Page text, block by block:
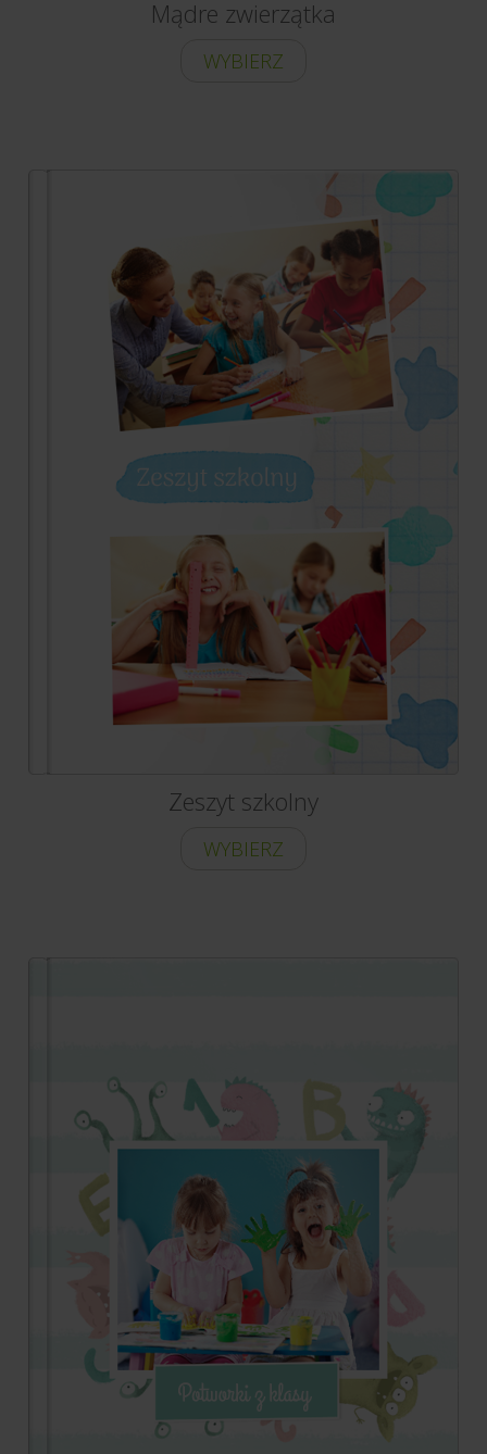
Mądre zwierzątka
WYBIERZ
Zeszyt szkolny
WYBIERZ